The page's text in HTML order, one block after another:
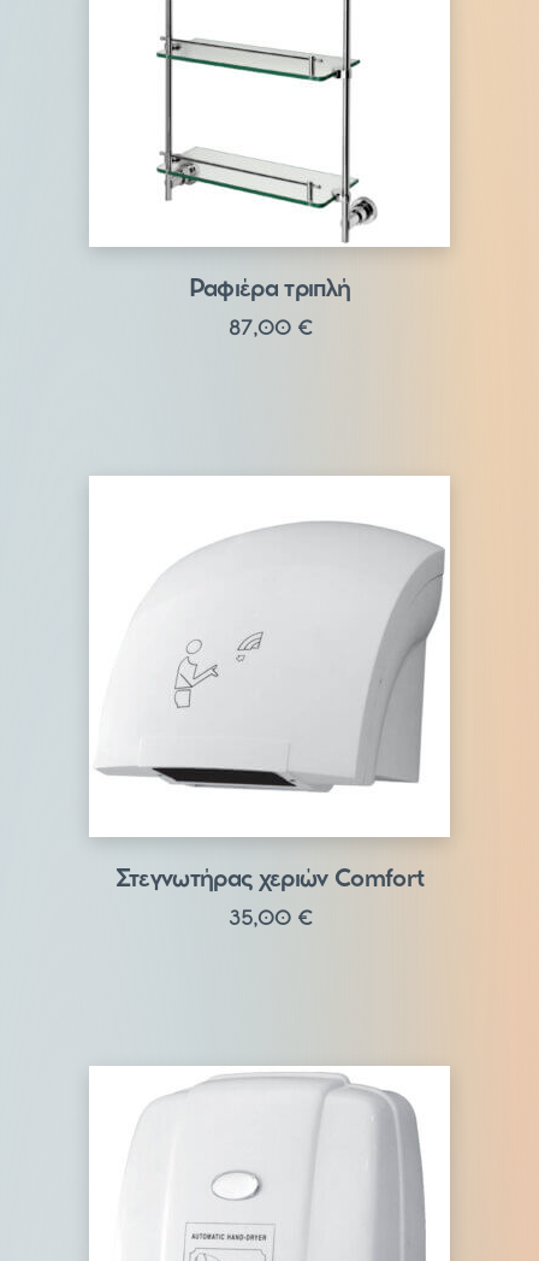
Ραφιέρα τριπλή
87,00 €
Στεγνωτήρας χεριών Comfort
35,00 €